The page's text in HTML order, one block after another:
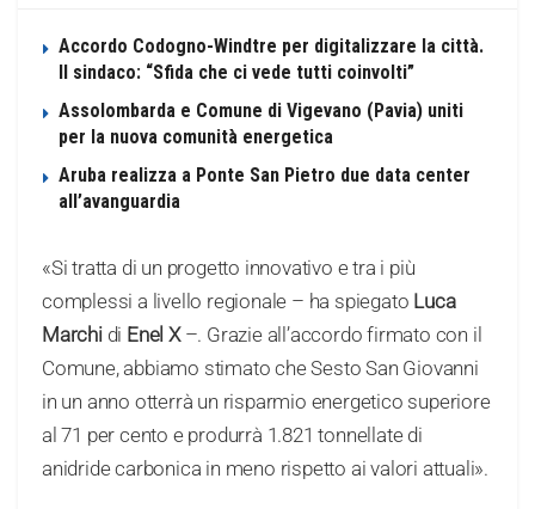
Accordo Codogno-Windtre per digitalizzare la città.
Il sindaco: “Sfida che ci vede tutti coinvolti”
Assolombarda e Comune di Vigevano (Pavia) uniti
per la nuova comunità energetica
Aruba realizza a Ponte San Pietro due data center
all’avanguardia
«Si tratta di un progetto innovativo e tra i più
complessi a livello regionale – ha spiegato Luca
Marchidi Enel X–. Grazie all’accordo firmato con il
Comune, abbiamo stimato che Sesto San Giovanni
in un anno otterrà un risparmio energetico superiore
al 71 per cento e produrrà 1.821 tonnellate di
anidride carbonica in meno rispetto ai valori attuali».